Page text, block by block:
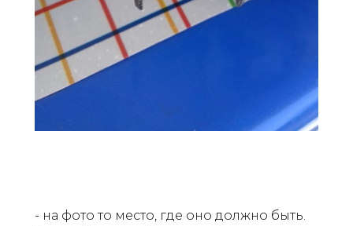
- на фото то место, где оно должно быть.